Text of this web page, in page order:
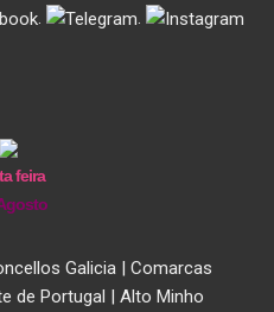
. .
feira
Galicia| Comarcas
de Portugal | Alto Minho